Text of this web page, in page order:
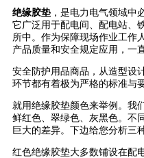
绝缘胶垫 ，是电力电气领域中
它广泛用于配电间、配电站、
所中。作为保障现场作业工作
产品质量和安全规定应用，一
安全防护用品商品，从造型设
环节都有着极为严格的标准与
就用绝缘胶垫颜色来举例。我
鲜红色、翠绿色、灰黑色。不
巨大的差异。下边给您分析三
红色绝缘胶垫大多数铺设在配